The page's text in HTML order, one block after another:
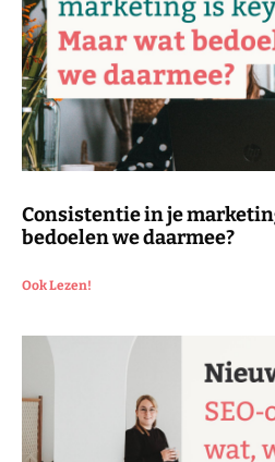
Consistentie in je
bedoelen we daarmee?
Ook Lezen!